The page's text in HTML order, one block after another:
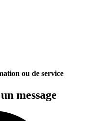
ou de service
un message